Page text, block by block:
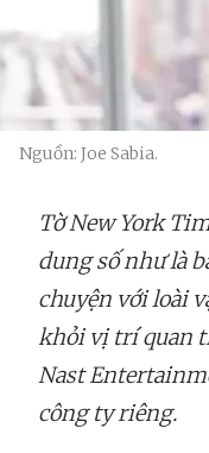
Nguồn: Joe Sabia.
Tờ New York
dung số như là
chuyện với loài
khỏi vị trí quan
Nast
công ty riêng.